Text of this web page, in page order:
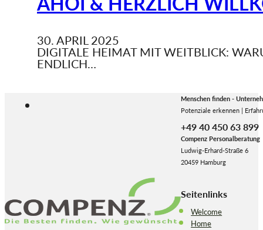
30. APRIL 2025
DIGITALE HEIMAT MIT WEITBLICK:
ENDLICH…
Menschen finden -
Potenziale erkennen |
+49 40 450 63 899
Compenz Personalberatung
Ludwig-Erhard-Straße 6
20459 Hamburg
Seitenlinks
Welcome
Home